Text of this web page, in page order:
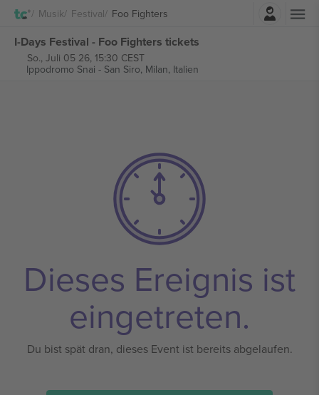
Musik Festival Foo Fighters
I-Days Festival - Foo Fighters tickets
So., Juli 05 26, 15:30 CEST
Ippodromo Snai - San Siro, Milan, Italien
Dieses Ereignis ist
eingetreten.
Du bist spät dran, dieses Event ist bereits abgelaufen.